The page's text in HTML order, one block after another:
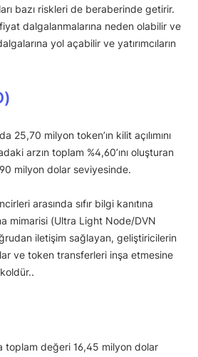
bazı riskleri de beraberinde getirir.
dalgalanmalarına neden olabilir ve
yol açabilir ve yatırımcıların
25,70 milyon token’ın kilit açılımını
arzın toplam %4,60’ını oluşturan
milyon dolar seviyesinde.
arasında sıfır bilgi kanıtına
mimarisi (Ultra Light Node/DVN
iletişim sağlayan, geliştiricilerin
ve token transferleri inşa etmesine
toplam değeri 16,45 milyon dolar